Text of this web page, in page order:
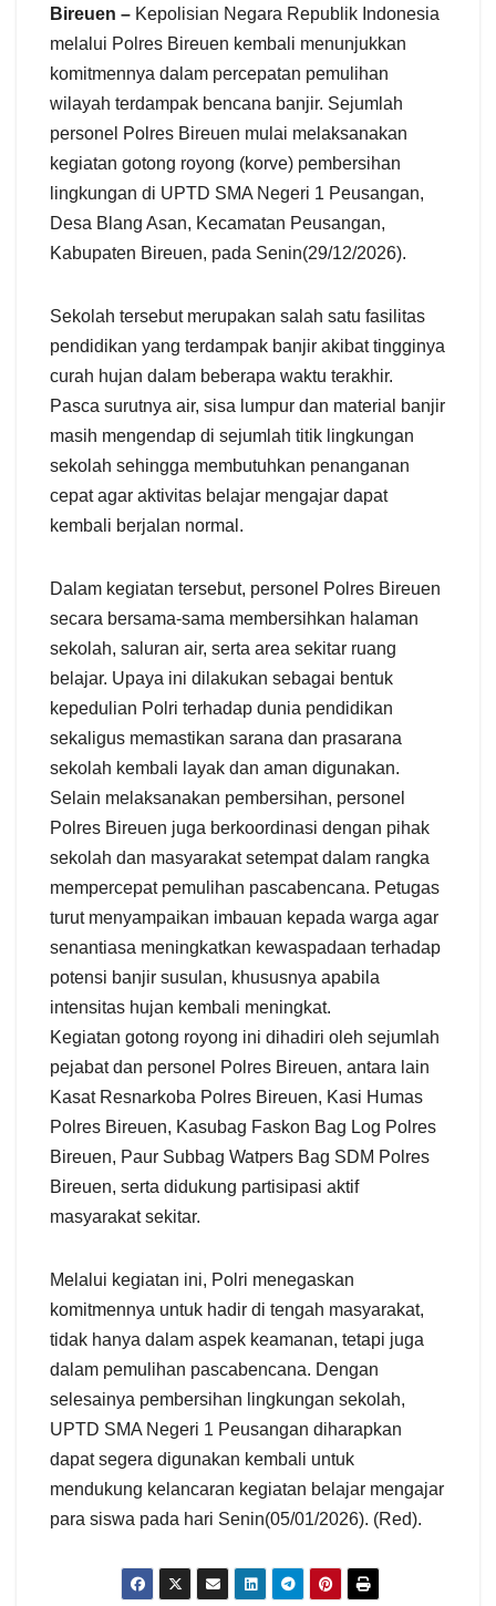
Bireuen – Kepolisian Negara Republik Indonesia
melalui Polres Bireuen kembali menunjukkan
komitmennya dalam percepatan pemulihan
wilayah terdampak bencana banjir. Sejumlah
personel Polres Bireuen mulai melaksanakan
kegiatan gotong royong (korve) pembersihan
lingkungan di UPTD SMA Negeri 1 Peusangan,
Desa Blang Asan, Kecamatan Peusangan,
Kabupaten Bireuen, pada Senin(29/12/2026).
Sekolah tersebut merupakan salah satu fasilitas
pendidikan yang terdampak banjir akibat tingginya
curah hujan dalam beberapa waktu terakhir.
Pasca surutnya air, sisa lumpur dan material banjir
masih mengendap di sejumlah titik lingkungan
sekolah sehingga membutuhkan penanganan
cepat agar aktivitas belajar mengajar dapat
kembali berjalan normal.
Dalam kegiatan tersebut, personel Polres Bireuen
secara bersama-sama membersihkan halaman
sekolah, saluran air, serta area sekitar ruang
belajar. Upaya ini dilakukan sebagai bentuk
kepedulian Polri terhadap dunia pendidikan
sekaligus memastikan sarana dan prasarana
sekolah kembali layak dan aman digunakan.
Selain melaksanakan pembersihan, personel
Polres Bireuen juga berkoordinasi dengan pihak
sekolah dan masyarakat setempat dalam rangka
mempercepat pemulihan pascabencana. Petugas
turut menyampaikan imbauan kepada warga agar
senantiasa meningkatkan kewaspadaan terhadap
potensi banjir susulan, khususnya apabila
intensitas hujan kembali meningkat.
Kegiatan gotong royong ini dihadiri oleh sejumlah
pejabat dan personel Polres Bireuen, antara lain
Kasat Resnarkoba Polres Bireuen, Kasi Humas
Polres Bireuen, Kasubag Faskon Bag Log Polres
Bireuen, Paur Subbag Watpers Bag SDM Polres
Bireuen, serta didukung partisipasi aktif
masyarakat sekitar.
Melalui kegiatan ini, Polri menegaskan
komitmennya untuk hadir di tengah masyarakat,
tidak hanya dalam aspek keamanan, tetapi juga
dalam pemulihan pascabencana. Dengan
selesainya pembersihan lingkungan sekolah,
UPTD SMA Negeri 1 Peusangan diharapkan
dapat segera digunakan kembali untuk
mendukung kelancaran kegiatan belajar mengajar
para siswa pada hari Senin(05/01/2026). (Red).